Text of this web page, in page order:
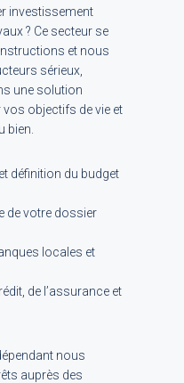
investissement
? Ce secteur se
et nous
sérieux,
une solution
vos objectifs de vie et
bien.
définition du budget
de votre dossier
locales et
de l’assurance et
nous
auprès des